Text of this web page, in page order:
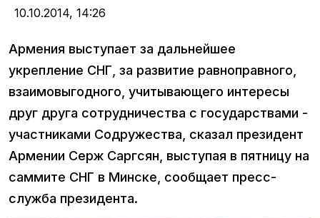
10.10.2014, 14:26
Армения выступает за дальнейшее
укрепление СНГ, за развитие равноправного,
взаимовыгодного, учитывающего интересы
друг друга сотрудничества с государствами -
участниками Содружества, сказал президент
Армении Серж Саргсян, выступая в пятницу на
саммите СНГ в Минске, сообщает пресс-
служба президента.